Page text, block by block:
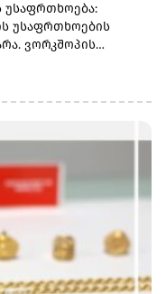
უსაფრთხოება:
უსაფრთხოების
ვორკშოპის
მდგრადი
და ინვესტიციის
ბიზნესის
უსაფრთხოების
დაფუძნებული
ასევე მიიღეს
მართვისა და